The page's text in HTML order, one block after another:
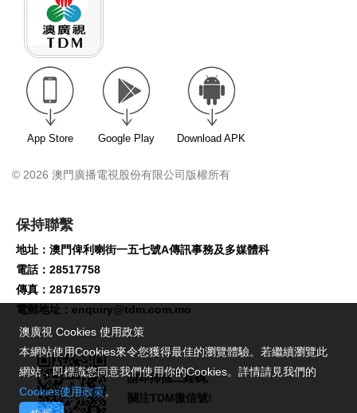
App Store Google Play Download APK
© 2026 澳門廣播電視股份有限公司版權所有
保持聯繫
地址：澳門俾利喇街一五七號A傳訊事務及多媒體科
電話：28517758
傳真：28716579
電郵地址： enquiry@tdm.com.mo
請即掃描二維碼,
關注TDM微信號!
澳廣視 Cookies 使用政策
本網站使用Cookies來令您獲得最佳的瀏覽體驗。若繼續瀏覽此
網站，即標識您同意我們使用你的Cookies。詳情請見我們的
Cookies使用政策。